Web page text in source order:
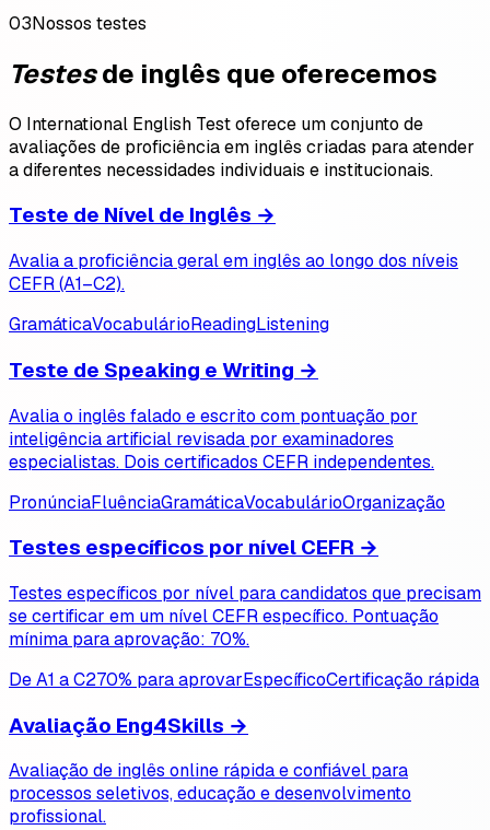
03Nossos testes
Testesde inglês que oferecemos
O International English Test oferece um conjunto de
avaliações de proficiência em inglês criadas para atender
a diferentes necessidades individuais e institucionais.
Teste de Nível de Inglês →
Avalia a proficiência geral em inglês ao longo dos níveis
CEFR (A1–C2).
GramáticaVocabulárioReadingListening
Teste de Speaking e Writing →
Avalia o inglês falado e escrito com pontuação por
inteligência artificial revisada por examinadores
especialistas. Dois certificados CEFR independentes.
PronúnciaFluênciaGramáticaVocabulárioOrganização
Testes específicos por nível CEFR →
Testes específicos por nível para candidatos que precisam
se certificar em um nível CEFR específico. Pontuação
mínima para aprovação: 70%.
De A1 a C270% para aprovarEspecíficoCertificação rápida
Avaliação Eng4Skills →
Avaliação de inglês online rápida e confiável para
processos seletivos, educação e desenvolvimento
profissional.